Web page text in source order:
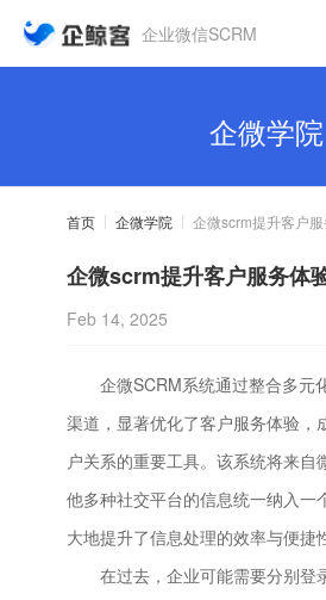
企业微信SCRM
企微学院
首页 企微学院 企微scrm提升客户
企微scrm提升客户服务体
Feb 14, 2025
企微SCRM系统通过整合多元
渠道，显著优化了客户服务体验，
户关系的重要工具。该系统将来自
他多种社交平台的信息统一纳入一
大地提升了信息处理的效率与便捷
在过去，企业可能需要分别登